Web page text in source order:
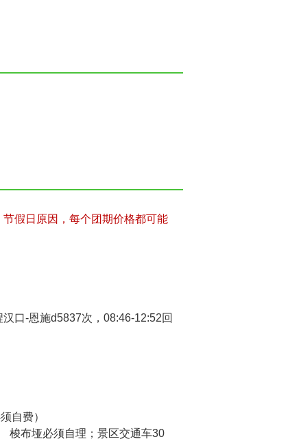
假日原因，每个团期价格都可能
口-恩施d5837次，08:46-12:52回
自费）
梭布垭必须自理；景区交通车30